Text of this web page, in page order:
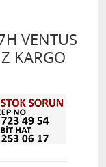
VENTUS
KARGO